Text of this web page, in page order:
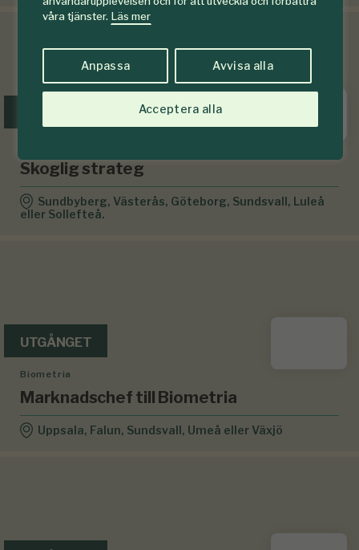
våra tjänster. Läs mer
Anpassa Avvisa alla
Acceptera alla
Skoglig strateg
Sundbyberg, Västerås, Göteborg, Sundsvall, Luleå
eller Sollefteå.
UTGÅNGET
Biometria
Marknadschef till Biometria
Uppsala, Falun, Sundsvall, Umeå eller Växjö